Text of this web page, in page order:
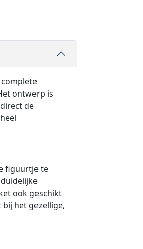
ontwerp is
de
figuurtje te
ook geschikt
het gezellige,